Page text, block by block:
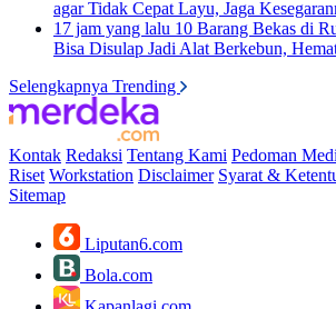
agar Tidak Cepat Layu, Jaga
17 jam yang lalu 10 Barang Bekas di
Bisa Disulap Jadi Alat Berkebun,
Selengkapnya Trending
Kontak Redaksi Tentang Kami Pedoman
Riset Workstation Disclaimer Syarat &
Sitemap
Liputan6.com
Bola.com